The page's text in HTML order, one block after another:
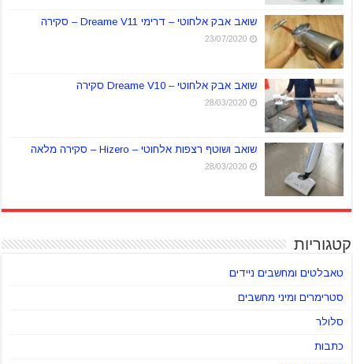
שואב אבק אלחוטי – דרימי Dreame V11 – סקירה
23/07/2020
שואב אבק אלחוטי – Dreame V10 סקירה
28/03/2020
שואב ושוטף רצפות אלחוטי – Hizero – סקירה מלאה
28/03/2020
קטגוריות
טאבלטים ומחשבים ניידים
סטרימרים ומיני מחשבים
סלולר
כתבות